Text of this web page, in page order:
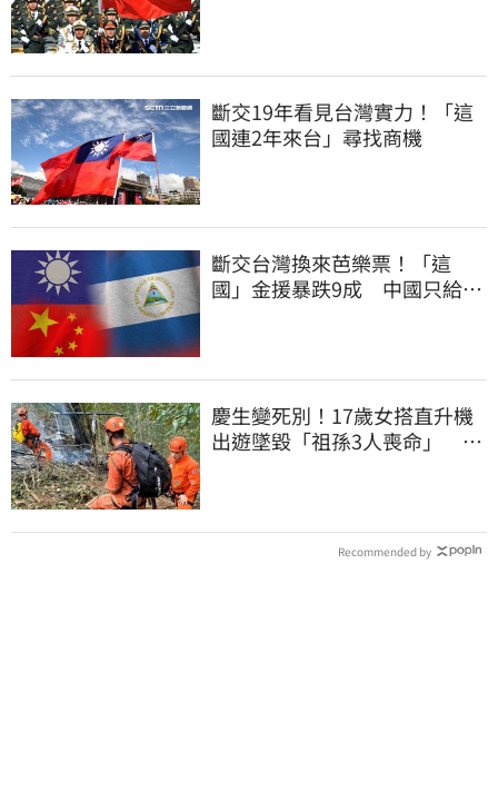
斷交19年看見台灣實力！「這
國連2年來台」尋找商機
斷交台灣換來芭樂票！「這
國」金援暴跌9成 中國只給26
慶生變死別！17歲女搭直升機
出遊墜毀「祖孫3人喪命」 家
Recommended by